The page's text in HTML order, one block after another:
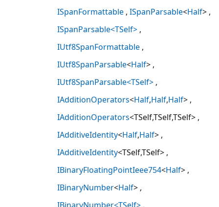
ISpanFormattable ISpanParsable<Half>
ISpanParsable<TSelf>
IUtf8SpanFormattable
IUtf8SpanParsable<Half>
IUtf8SpanParsable<TSelf>
IAdditionOperators<Half,Half,Half>
IAdditionOperators<TSelf,TSelf,TSelf>
IAdditiveIdentity<Half,Half>
IAdditiveIdentity<TSelf,TSelf>
IBinaryFloatingPointIeee754<Half>
IBinaryNumber<Half>
IBinaryNumber<TSelf>